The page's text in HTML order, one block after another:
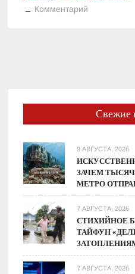
Комментарий
Иране
После
на
Ядерный
Объект
Свежие
9 АВГУСТА, 2026
ЗАЧЕМ
МЕТРО
7 АВГУСТА, 2026
СТИХИЙНОЕ
ТАЙФУН
7 АВГУСТА, 2026